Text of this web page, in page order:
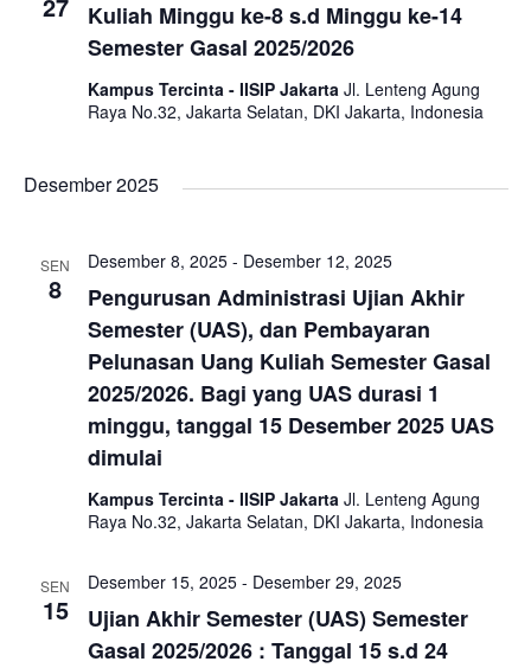
t
i
o
n
Kuliah Minggu ke-8 s.d Minggu ke-14
Semester Gasal 2025/2026
Kampus Tercinta - IISIP Jakarta Jl. Lenteng Agung
Raya No.32, Jakarta Selatan, DKI Jakarta, Indonesia
Desember 2025
SEN
8
Pengurusan Administrasi Ujian Akhir
Semester (UAS), dan Pembayaran
Pelunasan Uang Kuliah Semester Gasal
2025/2026. Bagi yang UAS durasi 1
minggu, tanggal 15 Desember 2025 UAS
dimulai
Desember 8, 2025- Desember 12, 2025
Kampus Tercinta - IISIP Jakarta Jl. Lenteng Agung
Raya No.32, Jakarta Selatan, DKI Jakarta, Indonesia
SEN
15
Ujian Akhir Semester (UAS) Semester
Gasal 2025/2026 : Tanggal 15 s.d 24
Desember 15, 2025- Desember 29, 2025